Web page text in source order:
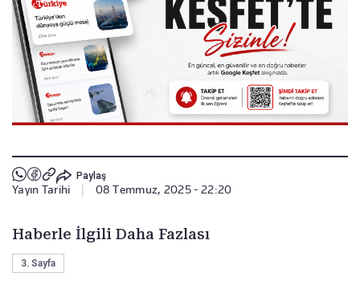
Paylaş
Yayın Tarihi 08 Temmuz, 2025 - 22:20
Haberle İlgili Daha Fazlası
3. Sayfa